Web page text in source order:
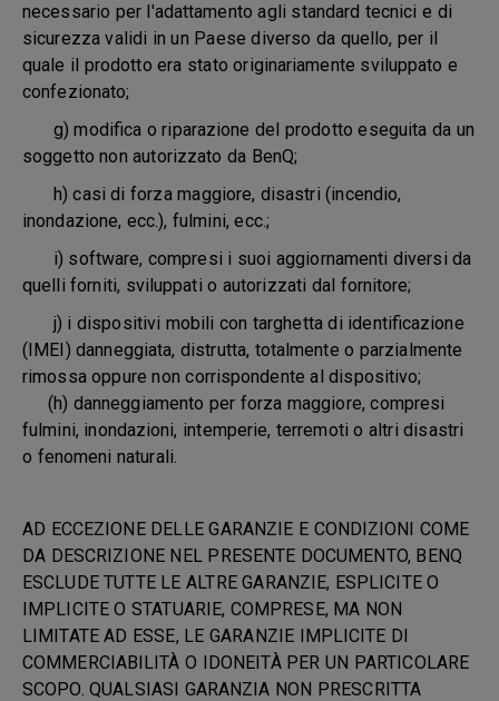
necessario per l'adattamento agli standard tecnici e di
sicurezza validi in un Paese diverso da quello, per il
quale il prodotto era stato originariamente sviluppato e
confezionato;
g) modifica o riparazione del prodotto eseguita da un
soggetto non autorizzato da BenQ;
h) casi di forza maggiore, disastri (incendio,
inondazione, ecc.), fulmini, ecc.;
i) software, compresi i suoi aggiornamenti diversi da
quelli forniti, sviluppati o autorizzati dal fornitore;
j) i dispositivi mobili con targhetta di identificazione
(IMEI) danneggiata, distrutta, totalmente o parzialmente
rimossa oppure non corrispondente al dispositivo;
(h) danneggiamento per forza maggiore, compresi
fulmini, inondazioni, intemperie, terremoti o altri disastri
o fenomeni naturali.
AD ECCEZIONE DELLE GARANZIE E CONDIZIONI COME
DA DESCRIZIONE NEL PRESENTE DOCUMENTO, BENQ
ESCLUDE TUTTE LE ALTRE GARANZIE, ESPLICITE O
IMPLICITE O STATUARIE, COMPRESE, MA NON
LIMITATE AD ESSE, LE GARANZIE IMPLICITE DI
COMMERCIABILITÀ O IDONEITÀ PER UN PARTICOLARE
SCOPO. QUALSIASI GARANZIA NON PRESCRITTA